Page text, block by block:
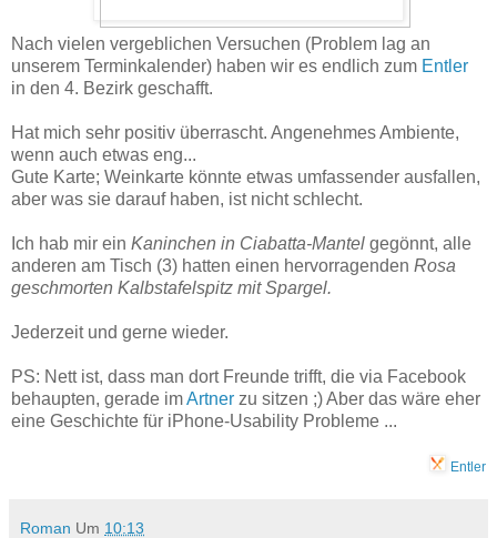
Nach vielen vergeblichen Versuchen (Problem lag an
unserem Terminkalender) haben wir es endlich zum Entler
in den 4. Bezirk geschafft.
Hat mich sehr positiv überrascht. Angenehmes Ambiente,
wenn auch etwas eng...
Gute Karte; Weinkarte könnte etwas umfassender ausfallen,
aber was sie darauf haben, ist nicht schlecht.
Ich hab mir ein Kaninchen in Ciabatta-Mantel gegönnt, alle
anderen am Tisch (3) hatten einen hervorragenden Rosa
geschmorten Kalbstafelspitz mit Spargel.
Jederzeit und gerne wieder.
PS: Nett ist, dass man dort Freunde trifft, die via Facebook
behaupten, gerade imArtner zu sitzen ;) Aber das wäre eher
eine Geschichte für iPhone-Usability Probleme ...
Entler
Roman Um 10:13